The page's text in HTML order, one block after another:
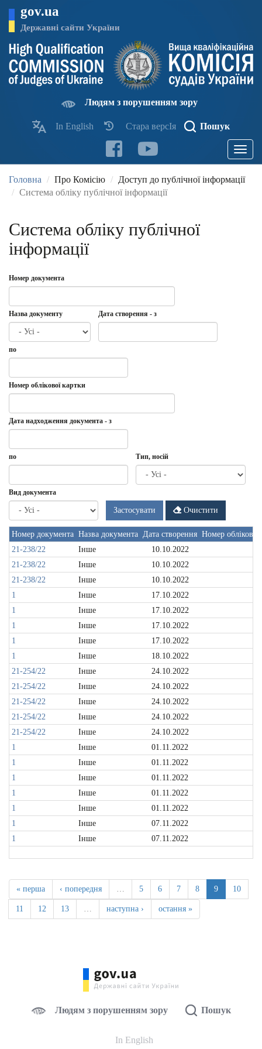
основного
матеріалу
gov.ua
Державні сайти України
Людям з порушенням зору
In English Стара версІя Пошук
Toggle
Головна Про Комісію
Доступ до публічної інформації
Система обліку публічної інформації
Система обліку публічної
інформації
Номер документа
Назва документу Дата створення - з
створення
з
по
Дата
по
Номер облікової картки
Дата надходження документа - з
Дата
Дата
надходження
-
з
по
Дата
по
Тип, носій
Вид документа
Застосувати Очистити
Номер документа Назва документа Дата створення Номер облікової
21-238/22
Інше
10.10.2022
21-238/22
Інше
10.10.2022
21-238/22
Інше
10.10.2022
1
Інше
17.10.2022
1
Інше
17.10.2022
1
Інше
17.10.2022
1
Інше
17.10.2022
1
Інше
18.10.2022
21-254/22
Інше
24.10.2022
21-254/22
Інше
24.10.2022
21-254/22
Інше
24.10.2022
21-254/22
Інше
24.10.2022
21-254/22
Інше
24.10.2022
1
Інше
01.11.2022
1
Інше
01.11.2022
1
Інше
01.11.2022
1
Інше
01.11.2022
1
Інше
01.11.2022
1
Інше
07.11.2022
1
Інше 07.11.2022
« перша ‹ попередня … 5 6 7 8 9 10
11 12 13 … наступна › остання »
Людям з порушенням зору Пошук
In English